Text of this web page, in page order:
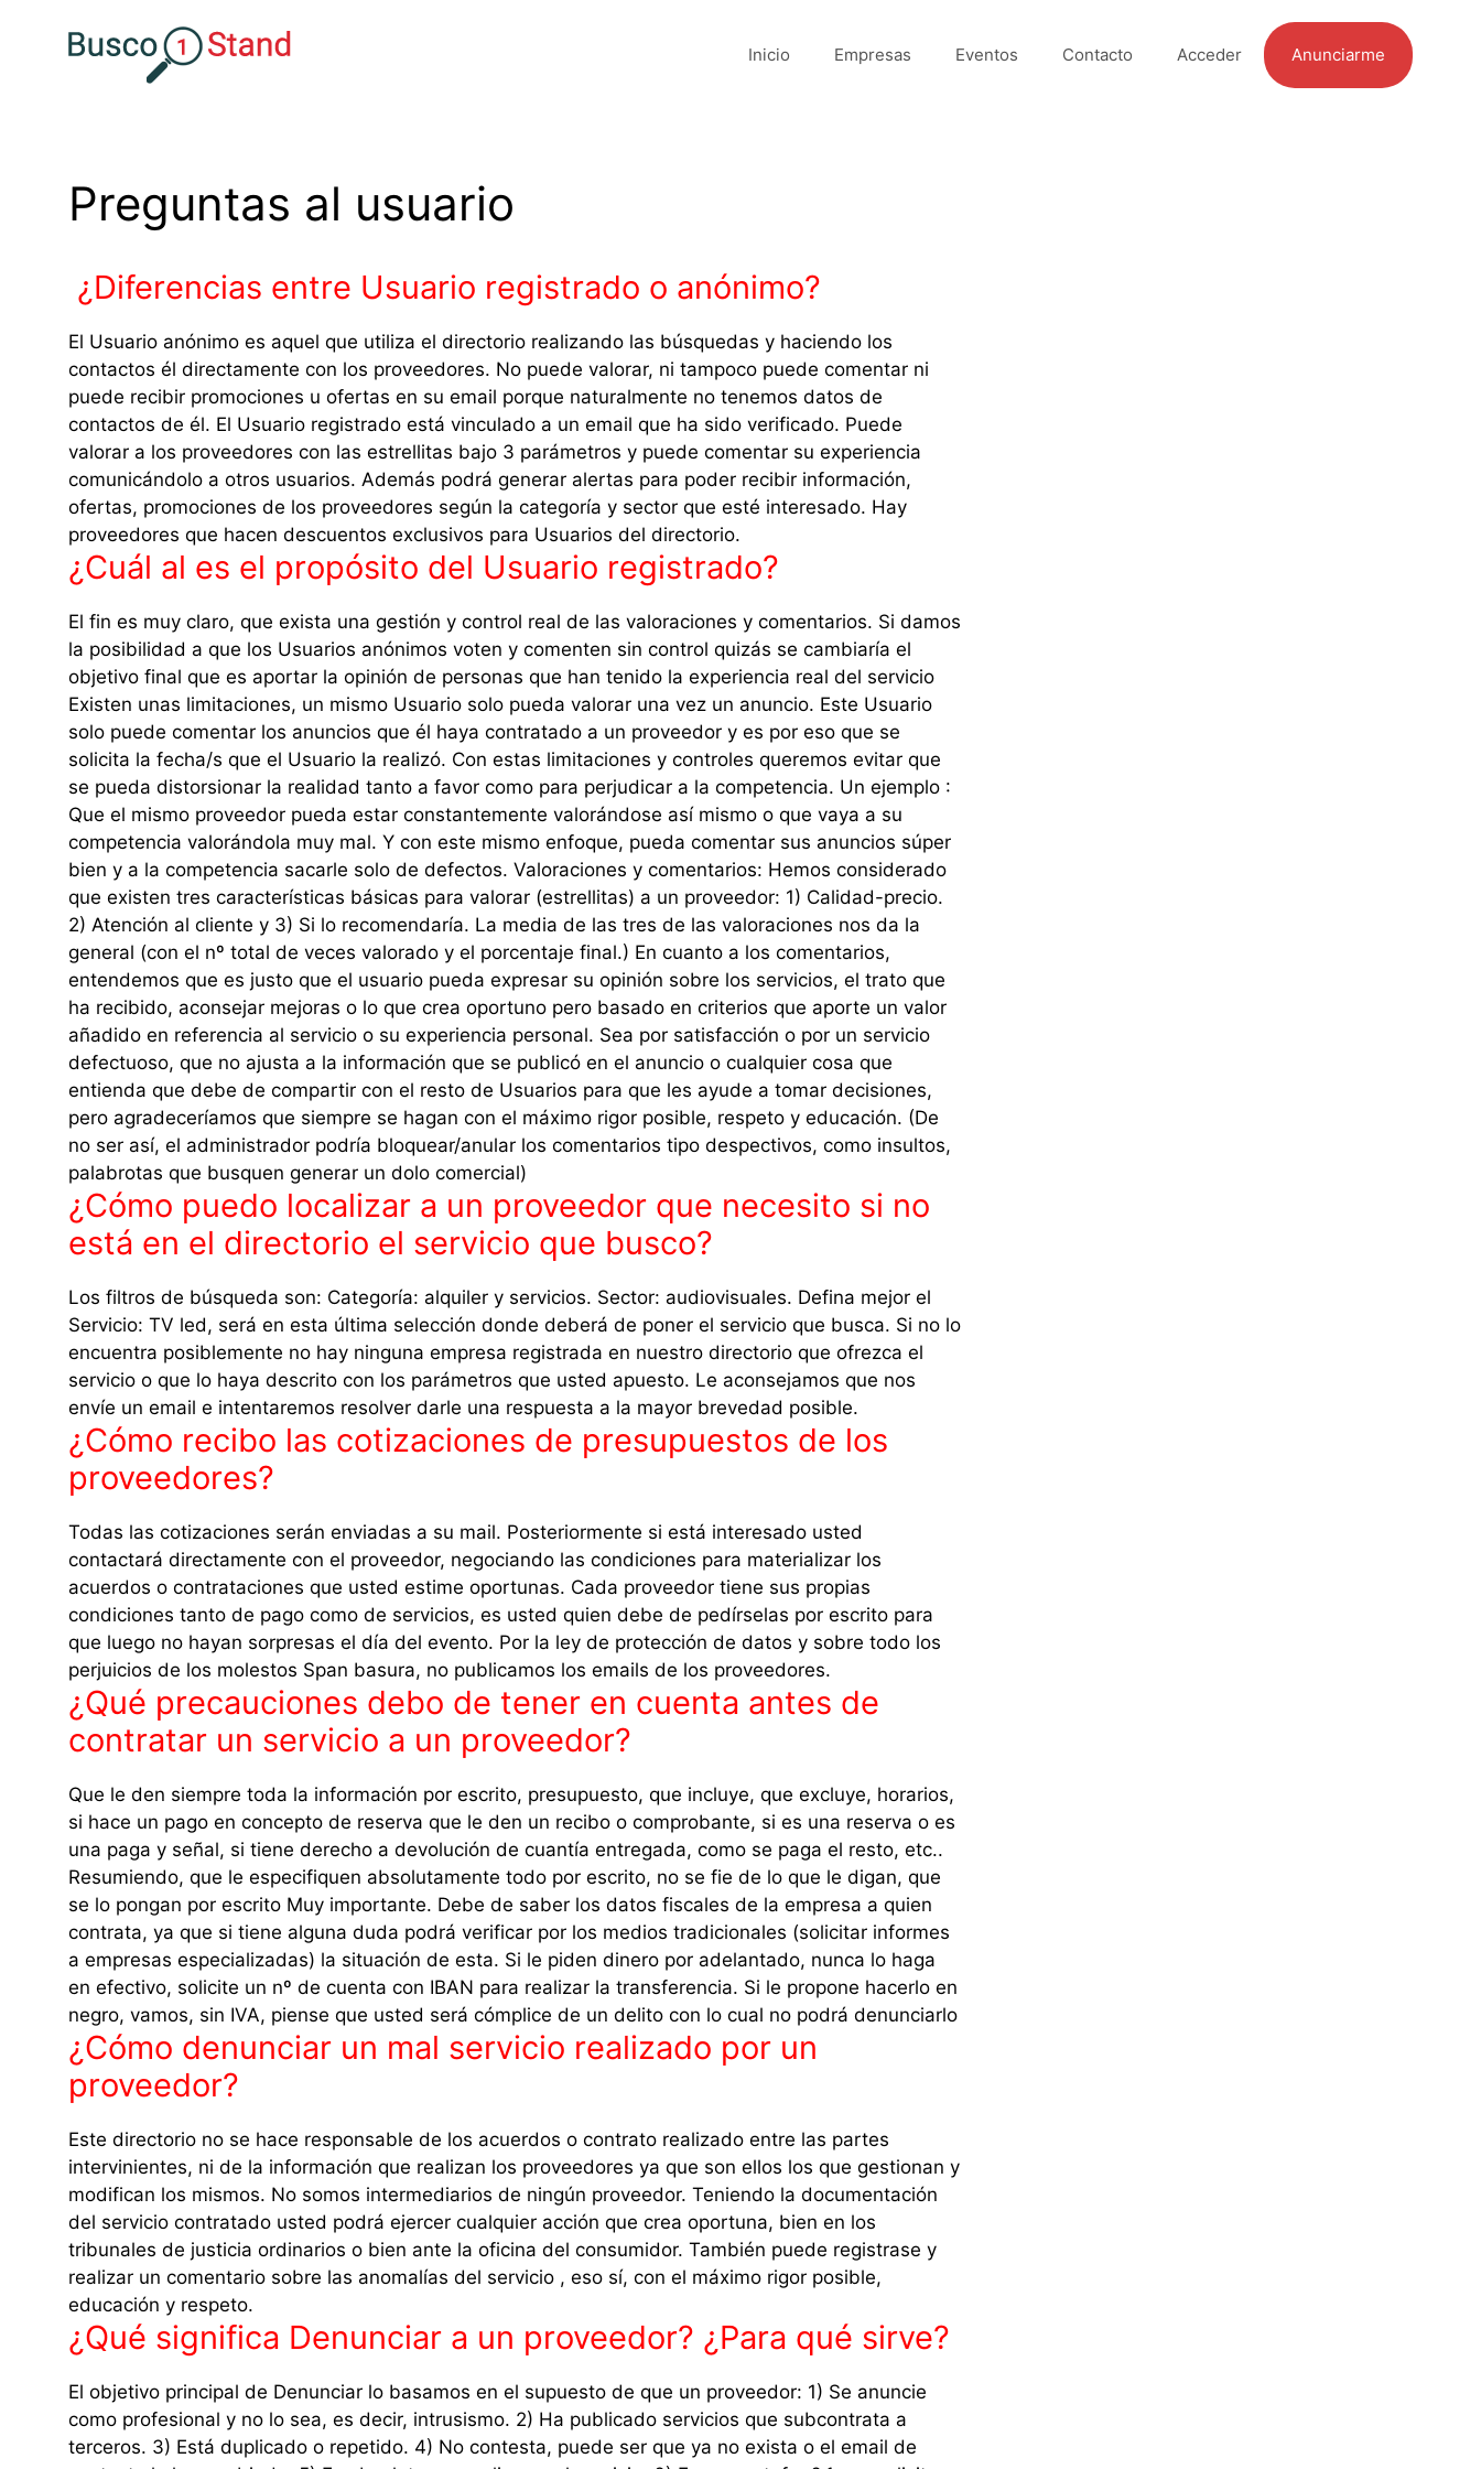
Inicio Empresas Eventos Contacto Acceder Anunciarme
Preguntas al usuario
¿Diferencias entre Usuario registrado o anónimo?
El Usuario anónimo es aquel que utiliza el directorio realizando las búsquedas y haciendo los
contactos él directamente con los proveedores. No puede valorar, ni tampoco puede comentar ni
puede recibir promociones u ofertas en su email porque naturalmente no tenemos datos de
contactos de él. El Usuario registrado está vinculado a un email que ha sido verificado. Puede
valorar a los proveedores con las estrellitas bajo 3 parámetros y puede comentar su experiencia
comunicándolo a otros usuarios. Además podrá generar alertas para poder recibir información,
ofertas, promociones de los proveedores según la categoría y sector que esté interesado. Hay
proveedores que hacen descuentos exclusivos para Usuarios del directorio.
¿Cuál al es el propósito del Usuario registrado?
El fin es muy claro, que exista una gestión y control real de las valoraciones y comentarios. Si damos
la posibilidad a que los Usuarios anónimos voten y comenten sin control quizás se cambiaría el
objetivo final que es aportar la opinión de personas que han tenido la experiencia real del servicio
Existen unas limitaciones, un mismo Usuario solo pueda valorar una vez un anuncio. Este Usuario
solo puede comentar los anuncios que él haya contratado a un proveedor y es por eso que se
solicita la fecha/s que el Usuario la realizó. Con estas limitaciones y controles queremos evitar que
se pueda distorsionar la realidad tanto a favor como para perjudicar a la competencia. Un ejemplo :
Que el mismo proveedor pueda estar constantemente valorándose así mismo o que vaya a su
competencia valorándola muy mal. Y con este mismo enfoque, pueda comentar sus anuncios súper
bien y a la competencia sacarle solo de defectos. Valoraciones y comentarios: Hemos considerado
que existen tres características básicas para valorar (estrellitas) a un proveedor: 1) Calidad-precio.
2) Atención al cliente y 3) Si lo recomendaría. La media de las tres de las valoraciones nos da la
general (con el nº total de veces valorado y el porcentaje final.) En cuanto a los comentarios,
entendemos que es justo que el usuario pueda expresar su opinión sobre los servicios, el trato que
ha recibido, aconsejar mejoras o lo que crea oportuno pero basado en criterios que aporte un valor
añadido en referencia al servicio o su experiencia personal. Sea por satisfacción o por un servicio
defectuoso, que no ajusta a la información que se publicó en el anuncio o cualquier cosa que
entienda que debe de compartir con el resto de Usuarios para que les ayude a tomar decisiones,
pero agradeceríamos que siempre se hagan con el máximo rigor posible, respeto y educación. (De
no ser así, el administrador podría bloquear/anular los comentarios tipo despectivos, como insultos,
palabrotas que busquen generar un dolo comercial)
¿Cómo puedo localizar a un proveedor que necesito si no
está en el directorio el servicio que busco?
Los filtros de búsqueda son: Categoría: alquiler y servicios. Sector: audiovisuales. Defina mejor el
Servicio: TV led, será en esta última selección donde deberá de poner el servicio que busca. Si no lo
encuentra posiblemente no hay ninguna empresa registrada en nuestro directorio que ofrezca el
servicio o que lo haya descrito con los parámetros que usted apuesto. Le aconsejamos que nos
envíe un email e intentaremos resolver darle una respuesta a la mayor brevedad posible.
¿Cómo recibo las cotizaciones de presupuestos de los
proveedores?
Todas las cotizaciones serán enviadas a su mail. Posteriormente si está interesado usted
contactará directamente con el proveedor, negociando las condiciones para materializar los
acuerdos o contrataciones que usted estime oportunas. Cada proveedor tiene sus propias
condiciones tanto de pago como de servicios, es usted quien debe de pedírselas por escrito para
que luego no hayan sorpresas el día del evento. Por la ley de protección de datos y sobre todo los
perjuicios de los molestos Span basura, no publicamos los emails de los proveedores.
¿Qué precauciones debo de tener en cuenta antes de
contratar un servicio a un proveedor?
Que le den siempre toda la información por escrito, presupuesto, que incluye, que excluye, horarios,
si hace un pago en concepto de reserva que le den un recibo o comprobante, si es una reserva o es
una paga y señal, si tiene derecho a devolución de cuantía entregada, como se paga el resto, etc..
Resumiendo, que le especifiquen absolutamente todo por escrito, no se fie de lo que le digan, que
se lo pongan por escrito Muy importante. Debe de saber los datos fiscales de la empresa a quien
contrata, ya que si tiene alguna duda podrá verificar por los medios tradicionales (solicitar informes
a empresas especializadas) la situación de esta. Si le piden dinero por adelantado, nunca lo haga
en efectivo, solicite un nº de cuenta con IBAN para realizar la transferencia. Si le propone hacerlo en
negro, vamos, sin IVA, piense que usted será cómplice de un delito con lo cual no podrá denunciarlo
¿Cómo denunciar un mal servicio realizado por un
proveedor?
Este directorio no se hace responsable de los acuerdos o contrato realizado entre las partes
intervinientes, ni de la información que realizan los proveedores ya que son ellos los que gestionan y
modifican los mismos. No somos intermediarios de ningún proveedor. Teniendo la documentación
del servicio contratado usted podrá ejercer cualquier acción que crea oportuna, bien en los
tribunales de justicia ordinarios o bien ante la oficina del consumidor. También puede registrase y
realizar un comentario sobre las anomalías del servicio , eso sí, con el máximo rigor posible,
educación y respeto.
¿Qué significa Denunciar a un proveedor? ¿Para qué sirve?
El objetivo principal de Denunciar lo basamos en el supuesto de que un proveedor: 1) Se anuncie
como profesional y no lo sea, es decir, intrusismo. 2) Ha publicado servicios que subcontrata a
terceros. 3) Está duplicado o repetido. 4) No contesta, puede ser que ya no exista o el email de